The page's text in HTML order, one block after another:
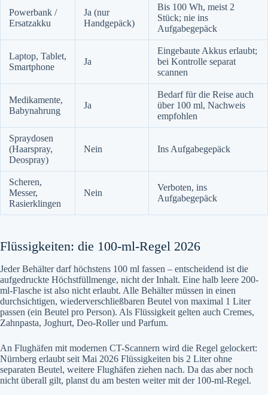
Powerbank /
Ersatzakku
Ja (nur
Handgepäck)
Bis 100 Wh, meist 2
Stück; nie ins
Aufgabegepäck
Laptop, Tablet,
Smartphone
Ja
Eingebaute Akkus erlaubt;
bei Kontrolle separat
scannen
Medikamente,
Babynahrung
Ja
Bedarf für die Reise auch
über 100 ml, Nachweis
empfohlen
Spraydosen
(Haarspray,
Deospray)
Nein Ins Aufgabegepäck
Scheren,
Messer,
Rasierklingen
Nein
Verboten, ins
Aufgabegepäck
Flüssigkeiten: die 100-ml-Regel 2026
Jeder Behälter darf höchstens 100 ml fassen – entscheidend ist die
aufgedruckte Höchstfüllmenge, nicht der Inhalt. Eine halb leere 200-
ml-Flasche ist also nicht erlaubt. Alle Behälter müssen in einen
durchsichtigen, wiederverschließbaren Beutel von maximal 1 Liter
passen (ein Beutel pro Person). Als Flüssigkeit gelten auch Cremes,
Zahnpasta, Joghurt, Deo-Roller und Parfum.
An Flughäfen mit modernen CT-Scannern wird die Regel gelockert:
Nürnberg erlaubt seit Mai 2026 Flüssigkeiten bis 2 Liter ohne
separaten Beutel, weitere Flughäfen ziehen nach. Da das aber noch
nicht überall gilt, planst du am besten weiter mit der 100-ml-Regel.